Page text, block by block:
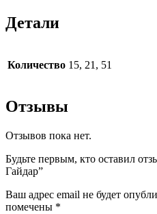
Детали
Количество 15, 21, 51
Отзывы
Отзывов пока нет.
Будьте первым, кто оставил
Гайдар”
Ваш адрес email не будет
помечены *